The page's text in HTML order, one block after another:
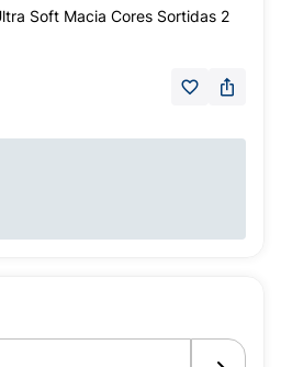
Soft Macia Cores Sortidas 2